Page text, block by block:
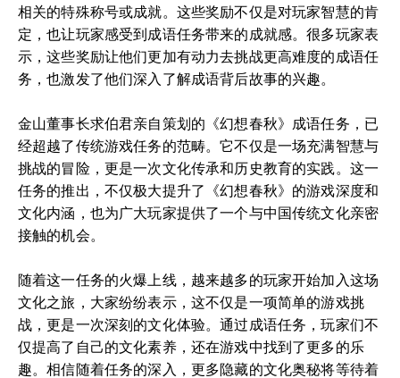
相关的特殊称号或成就。这些奖励不仅是对玩家智慧的肯
定，也让玩家感受到成语任务带来的成就感。很多玩家表
示，这些奖励让他们更加有动力去挑战更高难度的成语任
务，也激发了他们深入了解成语背后故事的兴趣。
金山董事长求伯君亲自策划的《幻想春秋》成语任务，已
经超越了传统游戏任务的范畴。它不仅是一场充满智慧与
挑战的冒险，更是一次文化传承和历史教育的实践。这一
任务的推出，不仅极大提升了《幻想春秋》的游戏深度和
文化内涵，也为广大玩家提供了一个与中国传统文化亲密
接触的机会。
随着这一任务的火爆上线，越来越多的玩家开始加入这场
文化之旅，大家纷纷表示，这不仅是一项简单的游戏挑
战，更是一次深刻的文化体验。通过成语任务，玩家们不
仅提高了自己的文化素养，还在游戏中找到了更多的乐
趣。相信随着任务的深入，更多隐藏的文化奥秘将等待着